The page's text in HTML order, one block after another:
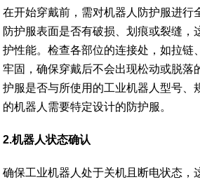
在开始穿戴前，需对机器人防护服进行
防护服表面是否有破损、划痕或裂缝，
护性能。检查各部位的连接处，如拉链
牢固，确保穿戴后不会出现松动或脱落
护服是否与所使用的工业机器人型号、
的机器人需要特定设计的防护服。
2.机器人状态确认
确保工业机器人处于关机且断电状态，